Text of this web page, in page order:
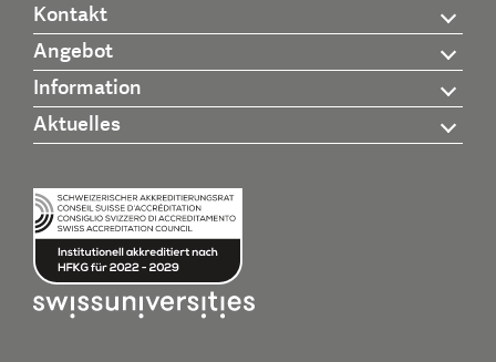
Kontakt
Angebot
Information
Aktuelles